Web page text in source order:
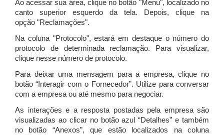
Ao acessar sua área, clique no botão "Menu", localizado no
canto superior esquerdo da tela. Depois, clique na
opção "Reclamações".
Na coluna "Protocolo", estará em destaque o número do
protocolo de determinada reclamação. Para visualizar,
clique nesse número de protocolo.
Para deixar uma mensagem para a empresa, clique no
botão “Interagir com o Fornecedor”. Utilize para conversar
com a empresa ou até mesmo para negociar.
As interações e a resposta postadas pela empresa são
visualizadas ao clicar no botão azul “Detalhes” e também
no botão “Anexos”, que estão localizados na coluna